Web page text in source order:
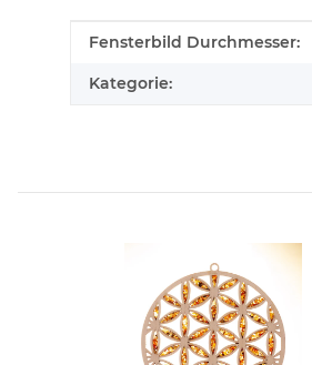
Produkteigenschaft
Wert
Fensterbild Durchmesser:
Kategorie: